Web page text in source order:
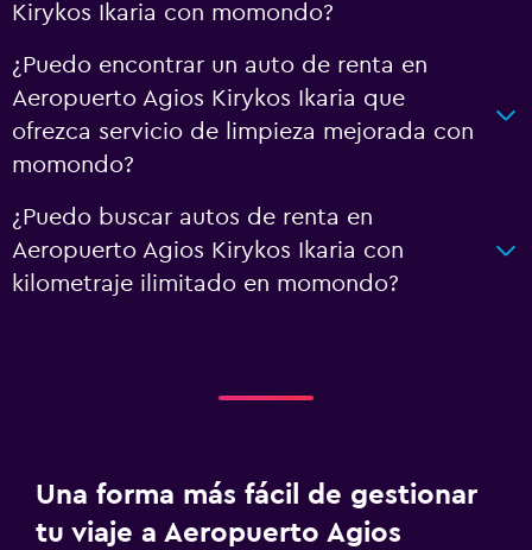
Kirykos Ikaria con momondo?
¿Puedo encontrar un auto de renta en
Aeropuerto Agios Kirykos Ikaria que
ofrezca servicio de limpieza mejorada con
momondo?
¿Puedo buscar autos de renta en
Aeropuerto Agios Kirykos Ikaria con
kilometraje ilimitado en momondo?
Una forma más fácil de gestionar
tu viaje a Aeropuerto Agios